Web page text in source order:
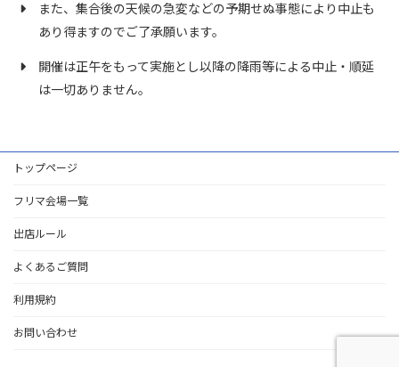
高額商品やブランド品・電化製品などを売られた場合、販売者
の連絡先などのメモをお渡しくださいますようお願いいたしま
開催中の場内で買った物を売る｢又売り行為｣は禁止です。
第三者への間貸し行為や出店場所及び権利の譲渡はお断りいた
します。
開催会場の樹木、植え込み、建築物、舗装などの施設を傷める
行為は一切厳禁です。また、クラフトテープ及びガムテープは
破損した場合は、施設側の指示に従い現状復帰していただきま
退出の際は各自出店場所の清掃を行い、開催中に出たゴミはす
べてお持ち帰りください。
のための写真撮影を行う場合がございます。
者及び主催者へのクレームや誹謗中傷と思われる書き込みや投
また、集合後の天候の急変などの予期せぬ事態により中止も
あり得ますのでご了承願います。
開催は正午をもって実施とし以降の降雨等による中止・順延
は一切ありません。
トップページ
フリマ会場一覧
出店ルール
よくあるご質問
利用規約
お問い合わせ